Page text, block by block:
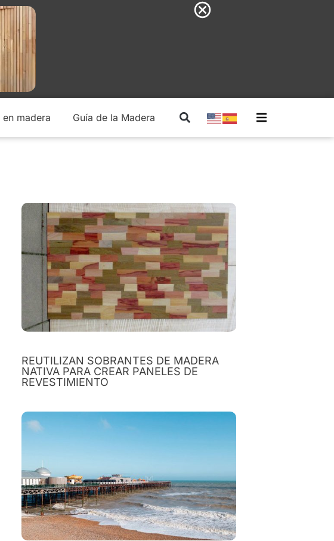
madera Guía de la Madera
REUTILIZAN SOBRANTES DE MADERA
NATIVA PARA CREAR PANELES DE
REVESTIMIENTO